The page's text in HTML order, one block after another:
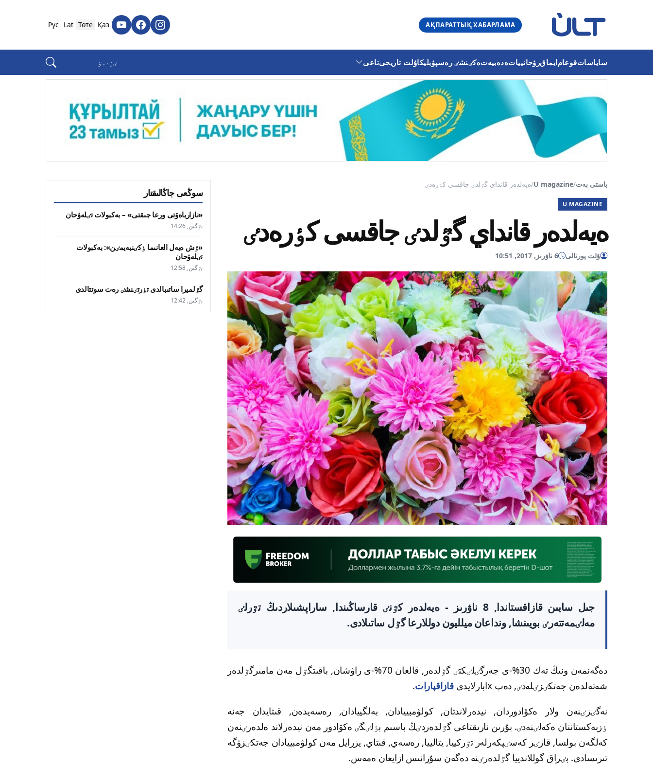
АҚПАРАТТЫҚ ХАБАРЛАМА
Қаз
Төте
Lat
Рус
ساياساتقوعامايماقرۋحانيياتەدەبيەتەكٸنشٸ رەسپۋبليكاۇلت تاريحىتاعى
باستى بەت/
U magazine
/ەيەلدەر قانداي گٷلدٸ جاقسى كٶرەدٸ
U MAGAZINE
ەيەلدەر قانداي گٷلدٸ جاقسى كٶرەدٸ
ۇلت پورتالى 6 ناۋرىز, 2017, 10:51
جىل سايىن قازاقستاندا, 8 ناۋرىز - ەيەلدەر كٷنٸ قارساڭىندا, ساراپشىلاردىڭ تٷرلٸ
مەلٸمەتتەرٸ بويىنشا, ونداعان ميلليون دوللارعا گٷل ساتىلادى.
دەگەنمەن ونىڭ تەك 30%-ى جەرگٸلٸكتٸ گٷلدەر, قالعان 70%-ى راۋشان, باقىتگٷل مەن مامىرگٷلدەر
شەتەلدەن جەتكٸزٸلەدٸ, دەپ xابارلايدى
قازاقپارات.
نەگٸزٸنەن ولار ەكۆادوردان, نيدەرلاندتان, كولۋمبييادان, بەلگييادان, رەسەيدەن, قىتايدان جەنە
ٶزبەكستاننان ەكەلٸنەدٸ. بۇرىن نارىقتاعى گٷلدەردٸڭ باسىم بٶلٸگٸ ەكۆادور مەن نيدەرلاند ەلدەرٸنەن
كەلگەن بولسا, قازٸر كەسٸپكەرلەر تٷركييا, يتالييا, رەسەي, قىتاي, يزرايل مەن كولۋمبييادان جەتكٸزۋگە
تىرىسادى. بٸراق گوللاندييا گٷلدەرٸنە دەگەن سۇرانىس ازايعان ەمەس.
سوڭعى جاڭالىقتار
«نازارباەۆتى ورعا جىقتى» – بەكبولات تٸلەۋحان
بٷگىن, 14:26
«ٷش ەيەل العانىما ٶكٸنبەيمٸن»: بەكبولات
تٸلەۋحان
بٷگىن, 12:58
گٷلميرا ساتىبالدى تٶرتٸنشٸ رەت سوتتالدى
بٷگىن, 12:42